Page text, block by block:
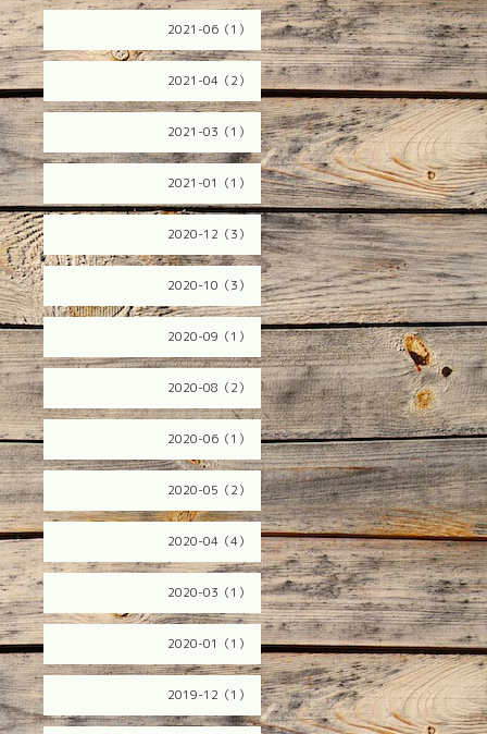
2021-06（1）
2021-04（2）
2021-03（1）
2021-01（1）
2020-12（3）
2020-10（3）
2020-09（1）
2020-08（2）
2020-06（1）
2020-05（2）
2020-04（4）
2020-03（1）
2020-01（1）
2019-12（1）